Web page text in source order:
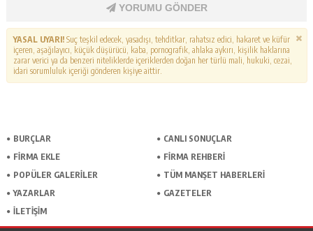
YORUMU GÖNDER
YASAL UYARI!Suç teşkil edecek, yasadışı, tehditkar, rahatsız edici, hakaret ve küfür
içeren, aşağılayıcı, küçük düşürücü, kaba, pornografik, ahlaka aykırı, kişilik haklarına
zarar verici ya da benzeri niteliklerde içeriklerden doğan her türlü mali, hukuki, cezai,
idari sorumluluk içeriği gönderen kişiye aittir.
BURÇLAR
CANLI SONUÇLAR
FİRMA EKLE
FİRMA REHBERİ
POPÜLER GALERİLER
TÜM MANŞET HABERLERİ
YAZARLAR
GAZETELER
İLETİŞİM